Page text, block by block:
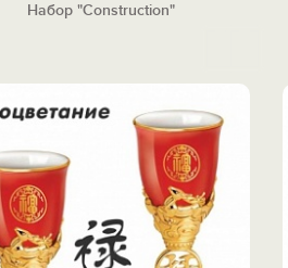
Набор "Construction"